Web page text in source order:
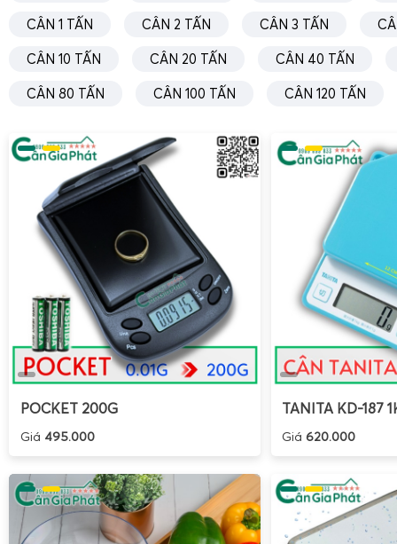
Quy trình cân tiêu chuẩn vớicân móc cẩu OCS 3 tấn 5 tấn
Bước 1 – Zero (về 0):Khi cân không treo tải, nhấn
hoặc trênremote điều khiển từ xa
để đưa cân về 0.0
Bước 2 – Treo dụng cụ chứa (nếu có):
Nếu sử dụng
treo, hãy treo lên cân trước, chờ số ổn định rồi nhấn
Bước 3 – Treo hàng cần cân:
Treo hàng hóa (bó
liệu…) lên móc cân, nâng từ từ để tránh rung lắc
Bước 4 – Đọc kết quả:Chờ số trên
màn hình LED
sử dụng chức năng Hold để giữ số nếu hàng còn dao
Bước 5 – Ghi nhận hoặc in (nếu có kết nối):Ghi lại
truyền dữ liệu về hệ thống quản lý nếu cân được
thông.
Trong quá trình cân, tuyệt đối không đứng dưới tải treo,
10 tấn tùy model). Việc sử dụng đúng tải trọng giúp
(loadcell) và đảm bảo độ chính xác lâu dài.
Hướng dẫn hiệu chuẩn cân treo OCS 3 tấn 5 tấn 10
CÂN 1 TẤN CÂN 2 TẤN CÂN 3 TẤN
CÂN 10 TẤN CÂN 20 TẤN CÂN 40 TẤN
CÂN 80 TẤN CÂN 100 TẤN CÂN 120 TẤN
POCKET 200G
Giá 495.000
TANITA KD-187
Giá620.000